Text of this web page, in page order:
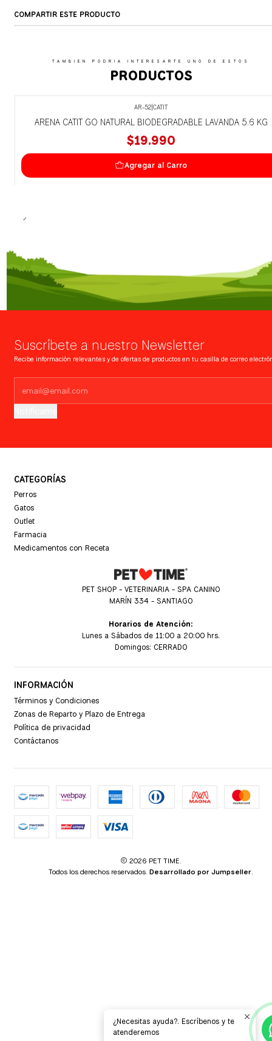
COMPARTIR ESTE PRODUCTO
TAMBIEN PODRIA INTERESARTE UNO DE ESTOS
PRODUCTOS
AR-52 CATIT
ARENA CATIT GO NATURAL BIODEGRADABLE LAVANDA 5.6 KG
$19.990
Agregar al Carro
Suscríbete a nuestro Newsletter
Recibe información relevantes y de ofertas de productos en tu casilla de correo
CATEGORÍAS
Perros
Gatos
Outlet
Farmacia
Medicamentos con Receta
PET SHOP - VETERINARIA - SPA CANINO
MARÍN 334 - SANTIAGO
Horarios de Atención:
Lunes a Sábados de 11:00 a 20:00 hrs.
Domingos: CERRADO
INFORMACIÓN
Términos y Condiciones
Zonas de Reparto y Plazo de Entrega
Política de privacidad
Contáctanos
2026 PET TIME.
Todos los derechos reservados. Desarrollado por Jumpseller.
¿Necesitas ayuda?. Escríbenos y te
atenderemos